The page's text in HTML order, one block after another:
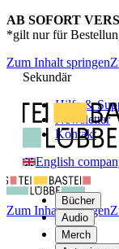
AB SOFORT
*gilt nur für
Zum Inhalt springen
Sekundär
Hilfe &
Newsletter
Kontakt
English
Bücher
Audio
Merch
Zum Inhalt springen